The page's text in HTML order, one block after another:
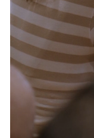
Servizi e
Contatti
FAQ